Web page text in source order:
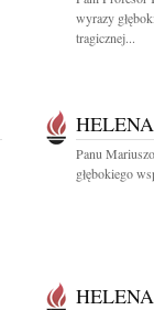
wyrazy
tragicznej...
Panu
głębokiego